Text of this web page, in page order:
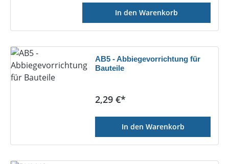
In den Warenkorb
AB5 - Abbiegevorrichtung für
Bauteile
Regulärer Preis:
2,29 €*
In den Warenkorb